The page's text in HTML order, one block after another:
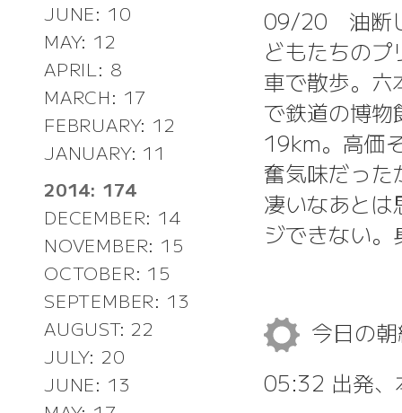
JUNE: 10
MAY: 12
APRIL: 8
MARCH: 17
FEBRUARY: 12
JANUARY: 11
2014: 174
DECEMBER: 14
NOVEMBER: 15
OCTOBER: 15
SEPTEMBER: 13
AUGUST: 22
JULY: 20
JUNE: 13
09/20 油断
どもたちの
車で散歩。
で鉄道の博
19km。高価
奮気味だっ
凄いなあと
ジできない
今日の
05:32 出発、